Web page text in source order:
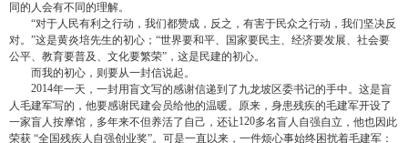
同的人会有不同的理解。
“对于人民有利之行动，我们都赞成，反之，有害于民众之行动，我们坚决反
对。”这是黄炎培先生的初心；“世界要和平、国家要民主、经济要发展、社会要
公平、教育要普及、文化要繁荣”，这是民建的初心。
而我的初心，则要从一封信说起。
2014年一天，一封用盲文写的感谢信递到了九龙坡区委书记的手中。这是盲
人毛建军写的，他要感谢民建会员给他的温暖。原来，身患残疾的毛建军开设了
一家盲人按摩馆，多年来不但养活了自己，还让120多名盲人自强自立，他也因此
荣获 “全国残疾人自强创业奖”。可是一直以来，一件烦心事始终困扰着毛建军：